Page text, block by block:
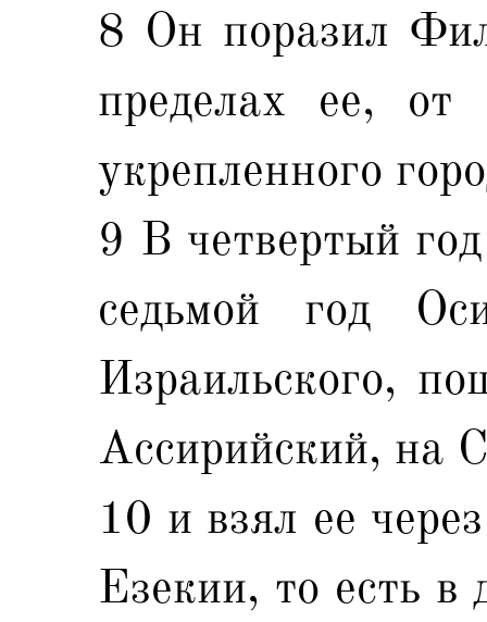
8 Он поразил
пределах ее, от
укрепленного
9 В четвертый
седьмой год
Израильского,
Ассирийский, на
10 и взял ее
Езекии, то есть в